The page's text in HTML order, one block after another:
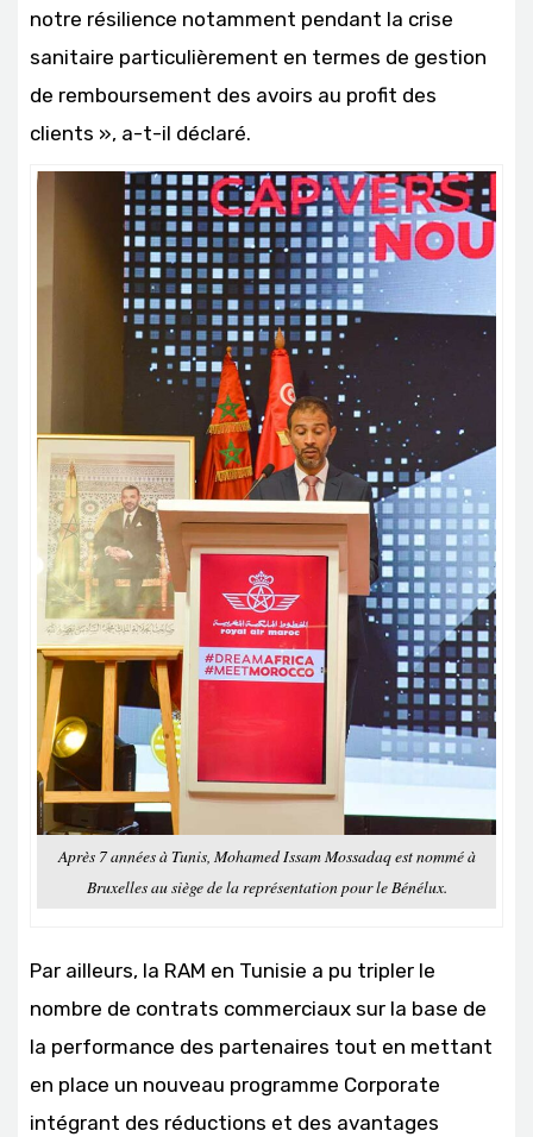
notre résilience notamment pendant la crise
sanitaire particulièrement en termes de gestion
de remboursement des avoirs au profit des
clients », a-t-il déclaré.
Après 7 années à Tunis, Mohamed Issam Mossadaq est nommé à
Bruxelles au siège de la représentation pour le Bénélux.
Par ailleurs, la RAM en Tunisie a pu tripler le
nombre de contrats commerciaux sur la base de
la performance des partenaires tout en mettant
en place un nouveau programme Corporate
intégrant des réductions et des avantages